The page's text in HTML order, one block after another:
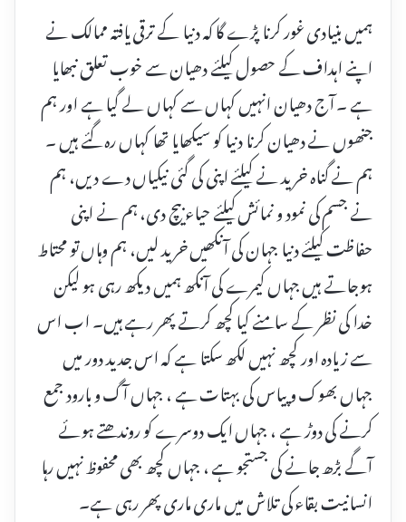
ہمیں بنیادی غور کرنا پڑے گا کہ دنیا کے ترقی یافتہ ممالک نے
اپنے اہداف کے حصول کیلئے دھیان سے خوب تعلق نبھایا
ہے ۔ آج دھیان انہیں کہاں سے کہاں لے گیا ہے اور ہم
جنھوں نے دھیان کرنا دنیا کو سیکھایا تھا کہاں رہ گئے ہیں ۔
ہم نے گناہ خرید نے کیلئے اپنی کی گئی نیکیاں دے دیں، ہم
نے جسم کی نمود و نمائش کیلئے حیاء بیچ دی، ہم نے اپنی
حفاظت کیلئے دنیا جہان کی آنکھیں خرید لیں، ہم وہاں تو محتاط
ہوجاتے ہیں جہاں کیمرے کی آنکھ ہمیں دیکھ رہی ہو لیکن
خدا کی نظر کے سامنے کیا کچھ کرتے پھر رہے ہیں۔ اب اس
سے زیادہ اور کچھ نہیں لکھ سکتا ہے کہ اس جدید دور میں
جہاں بھوک و پیاس کی بہتات ہے ، جہاں آگ و بارود جمع
کرنے کی دوڑ ہے ، جہاں ایک دوسرے کو روندھتے ہوئے
آگے بڑھ جانے کی جستجو ہے ، جہاں کچھ بھی محفوظ نہیں رہا
انسانیت بقاء کی تلاش میں ماری ماری پھر رہی ہے۔